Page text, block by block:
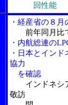
回性能
・経産省の８
前年同月比
・内航総連の
・日本とイン
協力
を確認
インドネシ
敬訪